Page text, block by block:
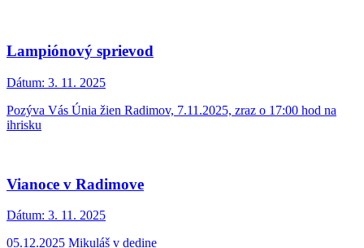
Lampiónový sprievod
Dátum: 3. 11. 2025
Pozýva Vás Únia žien Radimov, 7.11.2025, zraz o 17:00 hod na
ihrisku
Vianoce v Radimove
Dátum: 3. 11. 2025
05.12.2025 Mikuláš v dedine